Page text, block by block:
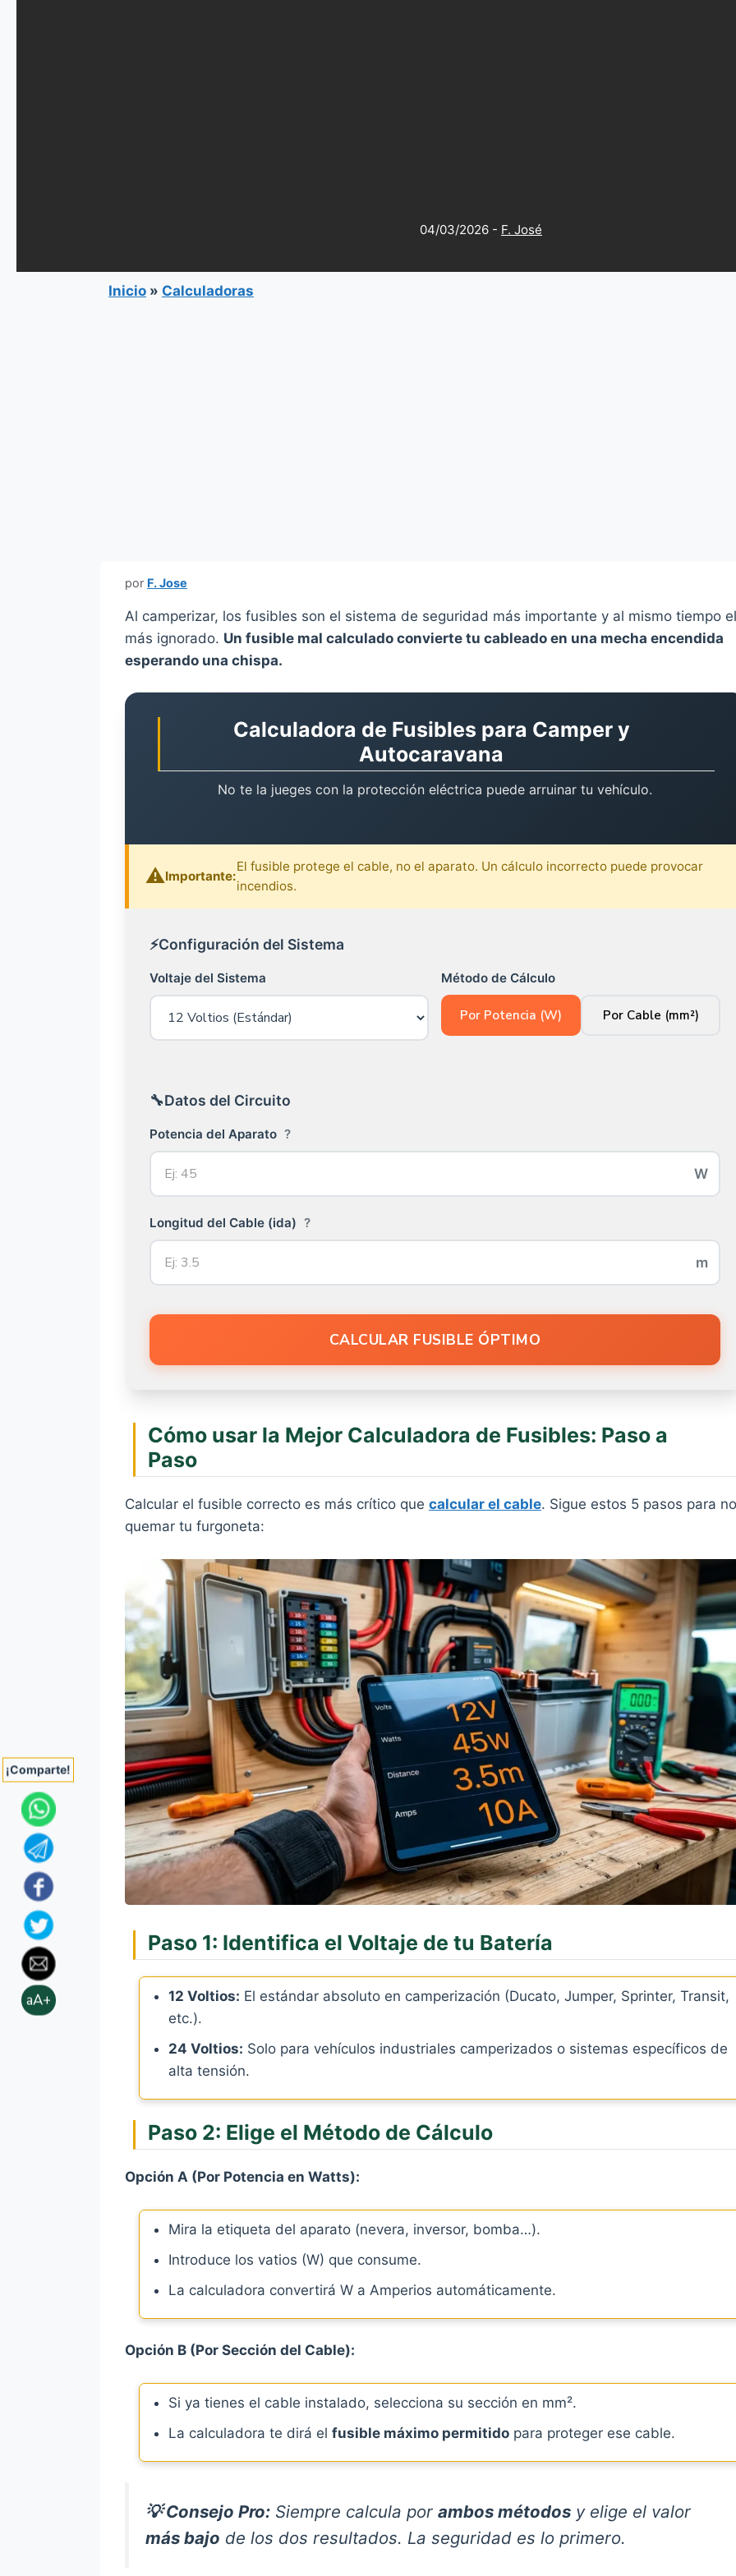
04/03/2026 - F. José
Inicio » Calculadoras
¡Comparte!
aA+
por F. Jose
Al camperizar, los fusibles son el sistema de seguridad más importante y al mismo tiempo el
más ignorado. Un fusible mal calculado convierte tu cableado en una mecha encendida
esperando una chispa.
Calculadora de Fusibles para Camper y
Autocaravana
No te la jueges con la protección eléctrica puede arruinar tu vehículo.
Importante:
El fusible protege el cable, no el aparato. Un cálculo incorrecto puede provocar
incendios.
⚡Configuración del Sistema
Voltaje del Sistema Método de Cálculo
Por Potencia (W) Por Cable (mm²)
🔧Datos del Circuito
Potencia del Aparato ?
Longitud del Cable (ida) ?
CALCULAR FUSIBLE ÓPTIMO
Cómo usar la Mejor Calculadora de Fusibles: Paso a
Paso
Calcular el fusible correcto es más crítico que calcular el cable. Sigue estos 5 pasos para no
quemar tu furgoneta:
Paso 1: Identifica el Voltaje de tu Batería
12 Voltios: El estándar absoluto en camperización (Ducato, Jumper, Sprinter, Transit,
etc.).
24 Voltios: Solo para vehículos industriales camperizados o sistemas específicos de
alta tensión.
Paso 2: Elige el Método de Cálculo
Opción A (Por Potencia en Watts):
Mira la etiqueta del aparato (nevera, inversor, bomba…).
Introduce los vatios (W) que consume.
La calculadora convertirá W a Amperios automáticamente.
Opción B (Por Sección del Cable):
Si ya tienes el cable instalado, selecciona su sección en mm².
La calculadora te dirá el fusible máximo permitido para proteger ese cable.
💡 Consejo Pro: Siempre calcula por ambos métodos y elige el valor
más bajo de los dos resultados. La seguridad es lo primero.